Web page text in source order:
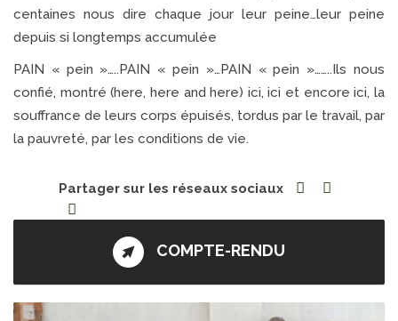
centaines nous dire chaque jour leur peine…leur peine
depuis si longtemps accumulée
PAIN « pein »…..PAIN « pein »…PAIN « pein »……..Ils nous
confié, montré (here, here and here) ici, ici et encore ici, la
souffrance de leurs corps épuisés, tordus par le travail, par
la pauvreté, par les conditions de vie.
Partager sur les réseaux sociaux
COMPTE-RENDU